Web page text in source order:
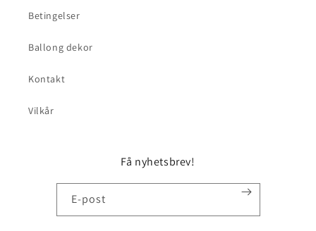
Betingelser
Ballong dekor
Kontakt
Vilkår
Få nyhetsbrev!
E-post